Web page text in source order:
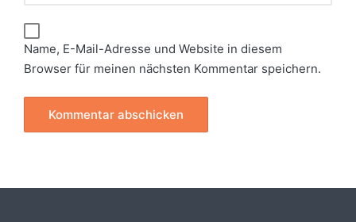
Name, E-Mail-Adresse und Website in diesem
Browser für meinen nächsten Kommentar speichern.